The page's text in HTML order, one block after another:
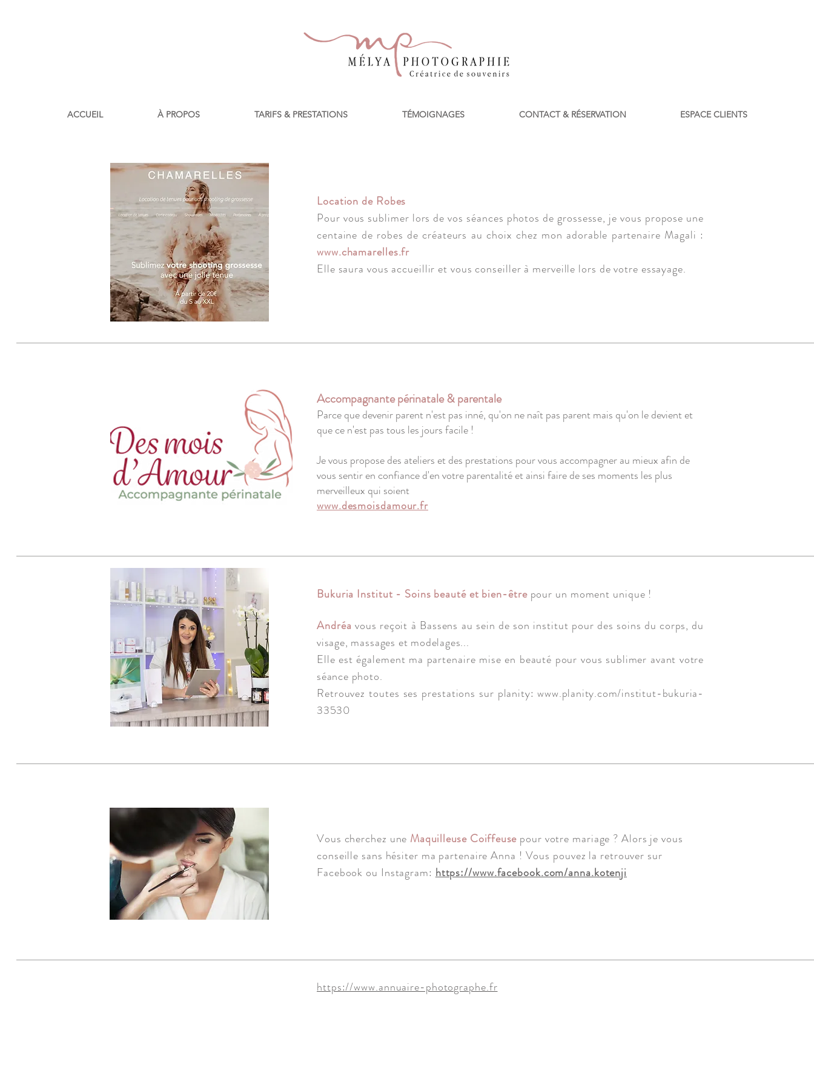
ACCUEIL À PROPOS TARIFS & PRESTATIONS TÉMOIGNAGES CONTACT & RÉSERVATION ESPACE CLIENTS
Location de Robes
Pour vous sublimer lors de vos séances photos de grossesse, je vous propose une
centaine de robes de créateurs au choix chez mon adorable partenaire Magali :
www.chamarelles.fr
Elle saura vous accueillir et vous conseiller à merveille lors de votre essayage.
Accompagnante périnatale & parentale
Parce que devenir parent n'est pas inné, qu'on ne naît pas parent mais qu'on le devient et
que ce n'est pas tous les jours facile !
Je vous propose des ateliers et des prestations pour vous accompagner au mieux afin de
vous sentir en confiance d'en votre parentalité et ainsi faire de ses moments les plus
merveilleux qui soient
www.desmoisdamour.fr
Bukuria Institut - Soins beauté et bien-êtrepour un moment unique !
Andréa vous reçoit à Bassens au sein de son institut pour des soins ducorps, du
visage, massages et modelages...
Elle est également ma partenaire mise en beauté pour vous sublimer avant votre
séance photo.
Retrouvez toutes ses prestations sur planity:www.planity.com/institut-bukuria-
33530
Vous cherchez une Maquilleuse Coiffeuse pour votre mariage ? Alors je vous
conseille sans hésiter ma partenaire Anna ! Vous pouvez la retrouver sur
Facebook ou Instagram: https://www.facebook.com/anna.kotenji
https://www.annuaire-photographe.fr